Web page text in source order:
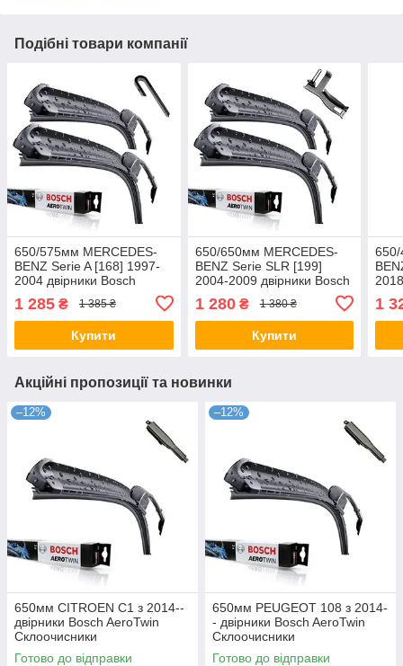
Подібні товари компанії
650/575мм MERCEDES-
BENZ Serie A [168] 1997-
2004 двірники Bosch
1 285 ₴ 1 385 ₴
Купити
650/650мм MERCEDES-
BENZ Serie SLR [199]
2004-2009 двірники Bosch
1 280₴ 1 380 ₴
Купити
1
Акційні пропозиції та новинки
–12%
650мм CITROEN C1 з 2014--
двірники Bosch AeroTwin
Склоочисники
Готово до відправки
–12%
650мм PEUGEOT 108 з 2014-
- двірники Bosch AeroTwin
Склоочисники
Готово до відправки